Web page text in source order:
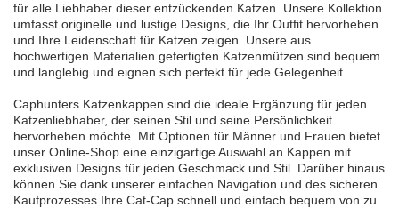
für alle Liebhaber dieser entzückenden Katzen. Unsere Kollektion
umfasst originelle und lustige Designs, die Ihr Outfit hervorheben
und Ihre Leidenschaft für Katzen zeigen. Unsere aus
hochwertigen Materialien gefertigten Katzenmützen sind bequem
und langlebig und eignen sich perfekt für jede Gelegenheit.
Caphunters Katzenkappen sind die ideale Ergänzung für jeden
Katzenliebhaber, der seinen Stil und seine Persönlichkeit
hervorheben möchte. Mit Optionen für Männer und Frauen bietet
unser Online-Shop eine einzigartige Auswahl an Kappen mit
exklusiven Designs für jeden Geschmack und Stil. Darüber hinaus
können Sie dank unserer einfachen Navigation und des sicheren
Kaufprozesses Ihre Cat-Cap schnell und einfach bequem von zu